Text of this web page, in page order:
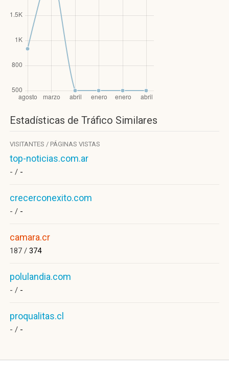
Estadísticas de Tráfico Similares
VISITANTES / PÁGINAS VISTAS
top-noticias.com.ar
- / -
crecerconexito.com
- / -
camara.cr
187 / 374
polulandia.com
- / -
proqualitas.cl
- / -